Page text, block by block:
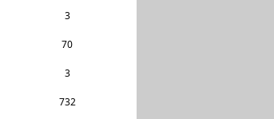
3
70
3
732